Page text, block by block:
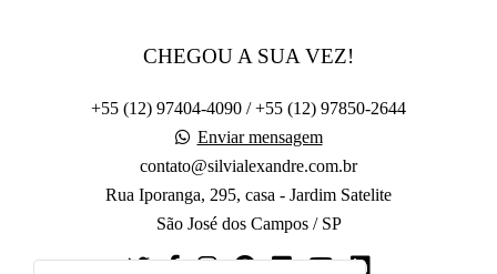
CHEGOU A SUA VEZ!
+55 (12) 97404-4090 / +55 (12) 97850-2644
Enviar mensagem
contato@silvialexandre.com.br
Rua Iporanga, 295, casa - Jardim Satelite
São José dos Campos / SP